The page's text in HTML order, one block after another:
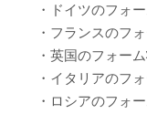
・ドイツのフォ
・フランスのフ
・英国のフォー
・イタリアのフ
・ロシアのフォ